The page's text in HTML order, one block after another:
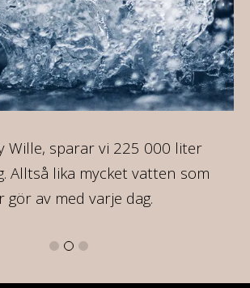
Wille, sparar vi 225 000 liter
Alltså lika mycket vatten som
gör av med varje dag.